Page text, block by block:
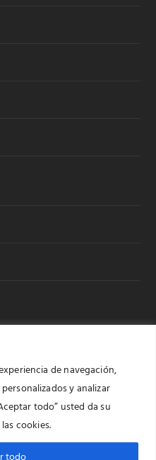
de navegación,
y analizar
todo” usted da su
cookies.
Cocción